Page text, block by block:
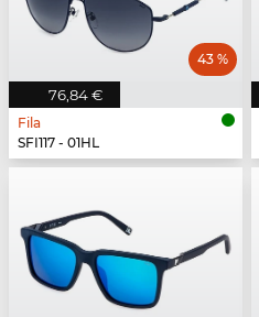
76,84 €
43 %
Fila
SFI117 - 01HL